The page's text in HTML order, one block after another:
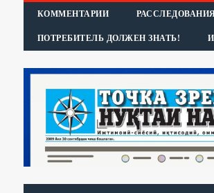
КОММЕНТАРИИ
ПОТРЕБИТЕЛЬ ДОЛЖЕН ЗНАТЬ!